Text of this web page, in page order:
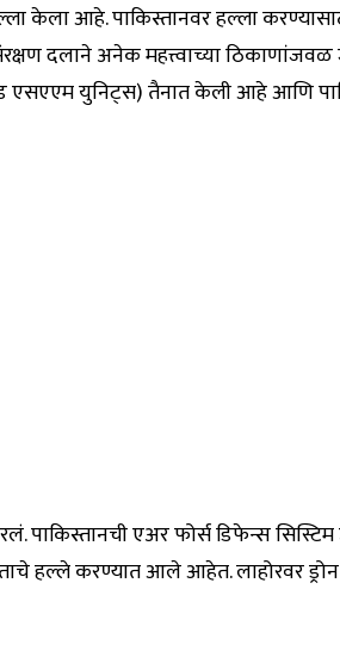
केला आहे. पाकिस्तानवर हल्ला
दलाने अनेक महत्त्वाच्या ठिकाणांजवळ
एसएएम युनिट्स) तैनात केली आहे आणि
पाकिस्तानची एअर फोर्स डिफेन्स
हल्ले करण्यात आले आहेत. लाहोरवर